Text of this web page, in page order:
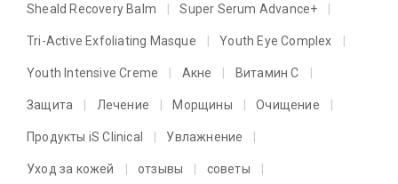
Sheald Recovery Balm Super Serum Advance+
Tri-Active Exfoliating Masque Youth Eye Complex
Youth Intensive Creme Акне Витамин C
Защита Лечение Морщины Очищение
Продукты iS Clinical Увлажнение
Уход за кожей отзывы советы